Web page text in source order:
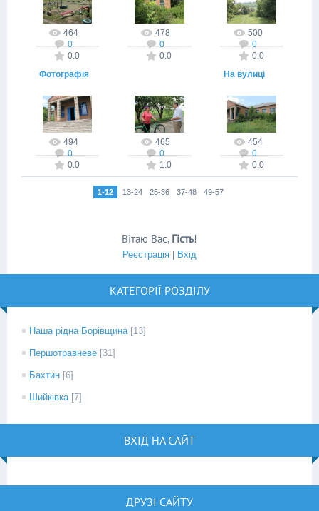
trudovaslava
464
0
0.0
trudovaslava
478
0
0.0
trudovaslava
500
0
0.0
Фотографія
1 06.08.2015
trudovaslava
494
0
0.0
06.08.2015
trudovaslava
465
0
1.0
На вулиці
села06.08.2015
trudovaslava
454
0
0.0
1-12 13-24 25-36 37-48 49-57
Вітаю Вас, Гість!
Реєстрація Вхід
КАТЕГОРІЇ РОЗДІЛУ
Наша рідна Борівщина [13]
Першотравневе [31]
Бахтин [6]
Шийківка [7]
ВХІД НА САЙТ
ДРУЗІ САЙТУ